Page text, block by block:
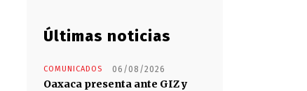
Últimas noticias
COMUNICADOS 06/08/2026
Oaxaca presenta ante GIZ y